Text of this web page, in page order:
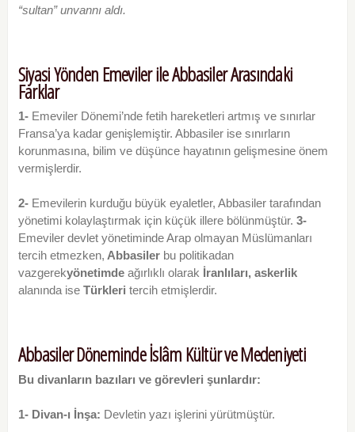
“sultan” unvannı aldı.
Siyasi Yönden Emeviler ile Abbasiler Arasındaki
Farklar
1- Emeviler Dönemi’nde fetih hareketleri artmış ve sınırlar
Fransa’ya kadar genişlemiştir. Abbasiler ise sınırların
korunmasına, bilim ve düşünce hayatının gelişmesine önem
vermişlerdir.
2-Emevilerin kurduğu büyük eyaletler, Abbasiler tarafından
yönetimi kolaylaştırmak için küçük illere bölünmüştür. 3-
Emeviler devlet yönetiminde Arap olmayan Müslümanları
tercih etmezken, Abbasiler bu politikadan
vazgerekyönetimdeağırlıklı olarak İranlıları, askerlik
alanında ise Türkleri tercih etmişlerdir.
Abbasiler Döneminde İslâm Kültür ve Medeniyeti
Bu divanların bazıları ve görevleri şunlardır:
1- Divan-ı İnşa: Devletin yazı işlerini yürütmüştür.